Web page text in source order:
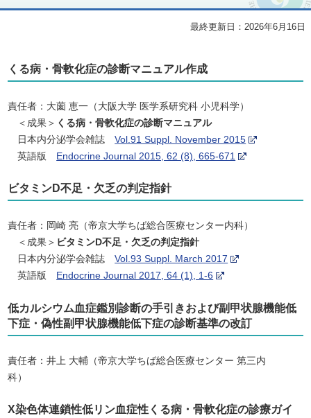
最終更新日：2026年6月16日
くる病・骨軟化症の診断マニュアル作成
責任者：大薗 恵一（大阪大学 医学系研究科 小児科学）
＜成果＞ くる病・骨軟化症の診断マニュアル
日本内分泌学会雑誌Vol.91 Suppl. November 2015
英語版 Endocrine Journal 2015, 62 (8), 665-671
ビタミンD不足・欠乏の判定指針
責任者：岡崎 亮（帝京大学ちば総合医療センター内科）
＜成果＞ ビタミンD不足・欠乏の判定指針
日本内分泌学会雑誌Vol.93 Suppl. March 2017
英語版
Endocrine Journal 2017, 64 (1), 1-6
低カルシウム血症鑑別診断の手引きおよび副甲状腺機能低
下症・偽性副甲状腺機能低下症の診断基準の改訂
責任者：井上 大輔（帝京大学ちば総合医療センター 第三内
科）
X染色体連鎖性低リン血症性くる病・骨軟化症の診療ガイ